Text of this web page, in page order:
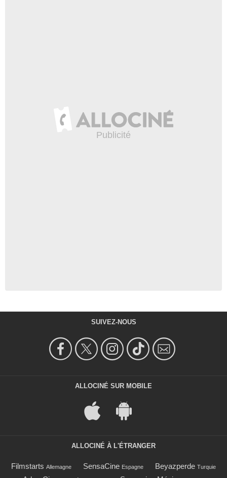
SUIVEZ-NOUS
ALLOCINÉ SUR MOBILE
ALLOCINÉ À L'ÉTRANGER
Filmstarts Allemagne SensaCine Espagne Beyazperde Turquie